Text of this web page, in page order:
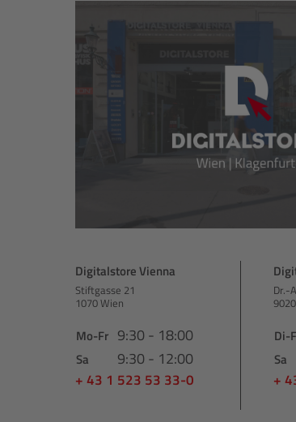
Digitalstore Vienna
Stiftgasse 21
1070 Wien
Mo-Fr 9:30 - 18:00
Sa 9:30 - 12:00
+ 43 1 523 53 33-0
Dr.-
Di-
Sa
+